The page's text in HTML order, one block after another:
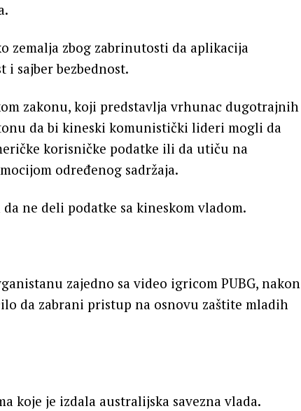
zemalja zbog zabrinutosti da aplikacija
i sajber bezbednost.
zakonu, koji predstavlja vrhunac dugotrajnih
da bi kineski komunistički lideri mogli da
korisničke podatke ili da utiču na
određenog sadržaja.
ne deli podatke sa kineskom vladom.
zajedno sa video igricom PUBG, nakon
da zabrani pristup na osnovu zaštite mladih
koje je izdala australijska savezna vlada.